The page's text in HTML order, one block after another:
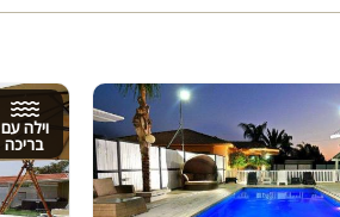
וילה עם
בריכה